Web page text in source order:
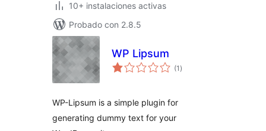
10+ instalaciones activas
Probado con 2.8.5
WP Lipsum
(1 valoraciones
en
)
WP-Lipsum is a simple plugin for
generating dummy text for your